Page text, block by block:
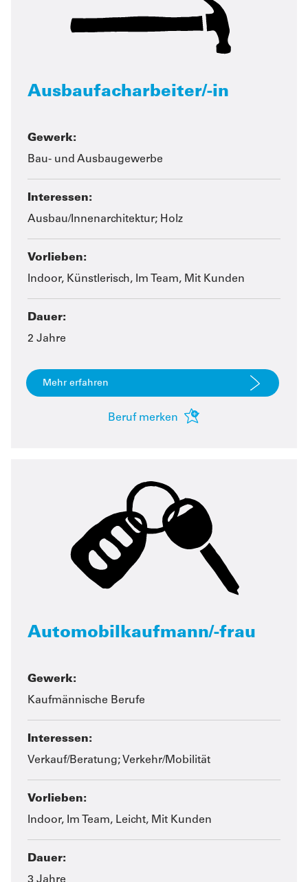
Ausbaufacharbeiter/-in
Gewerk:
Bau- und Ausbaugewerbe
Interessen:
Ausbau/Innenarchitektur; Holz
Vorlieben:
Indoor, Künstlerisch, Im Team, Mit Kunden
Dauer:
2 Jahre
Mehr erfahren
Beruf merken
Automobilkaufmann/-frau
Gewerk:
Kaufmännische Berufe
Interessen:
Verkauf/Beratung; Verkehr/Mobilität
Vorlieben:
Indoor, Im Team, Leicht, Mit Kunden
Dauer: